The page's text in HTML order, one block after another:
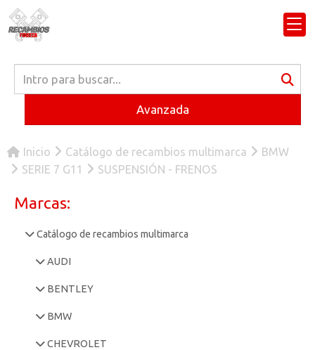
Avanzada
Inicio Catálogo de recambios multimarca
BMW
SERIE 7 G11
SUSPENSIÓN - FRENOS
Marcas:
Catálogo de recambios multimarca
AUDI
BENTLEY
BMW
CHEVROLET